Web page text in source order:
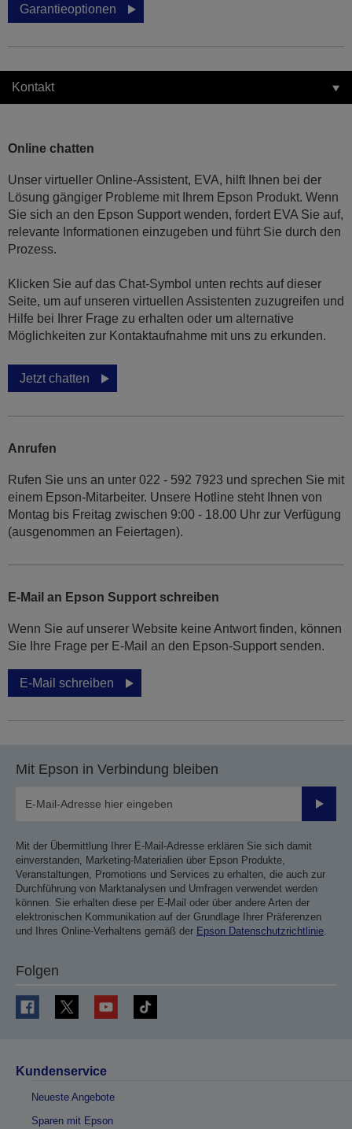
Garantieoptionen
Kontakt
Online chatten
Unser virtueller Online-Assistent, EVA, hilft Ihnen bei der
Lösung gängiger Probleme mit Ihrem Epson Produkt. Wenn
Sie sich an den Epson Support wenden, fordert EVA Sie auf,
relevante Informationen einzugeben und führt Sie durch den
Prozess.
Klicken Sie auf das Chat-Symbol unten rechts auf dieser
Seite, um auf unseren virtuellen Assistenten zuzugreifen und
Hilfe bei Ihrer Frage zu erhalten oder um alternative
Möglichkeiten zur Kontaktaufnahme mit uns zu erkunden.
Jetzt chatten
Anrufen
Rufen Sie uns an unter 022 - 592 7923 und sprechen Sie mit
einem Epson-Mitarbeiter. Unsere Hotline steht Ihnen von
Montag bis Freitag zwischen 9:00 - 18.00 Uhr zur Verfügung
(ausgenommen an Feiertagen).
E-Mail an Epson Support schreiben
Wenn Sie auf unserer Website keine Antwort finden, können
Sie Ihre Frage per E-Mail an den Epson-Support senden.
E-Mail schreiben
Mit Epson in Verbindung bleiben
Mit der Übermittlung Ihrer E-Mail-Adresse erklären Sie sich damit
einverstanden, Marketing-Materialien über Epson Produkte,
Veranstaltungen, Promotions und Services zu erhalten, die auch zur
Durchführung von Marktanalysen und Umfragen verwendet werden
können. Sie erhalten diese per E-Mail oder über andere Arten der
elektronischen Kommunikation auf der Grundlage Ihrer Präferenzen
und Ihres Online-Verhaltens gemäß der Epson Datenschutzrichtlinie.
Folgen
Kundenservice
Neueste Angebote
Sparen mit Epson